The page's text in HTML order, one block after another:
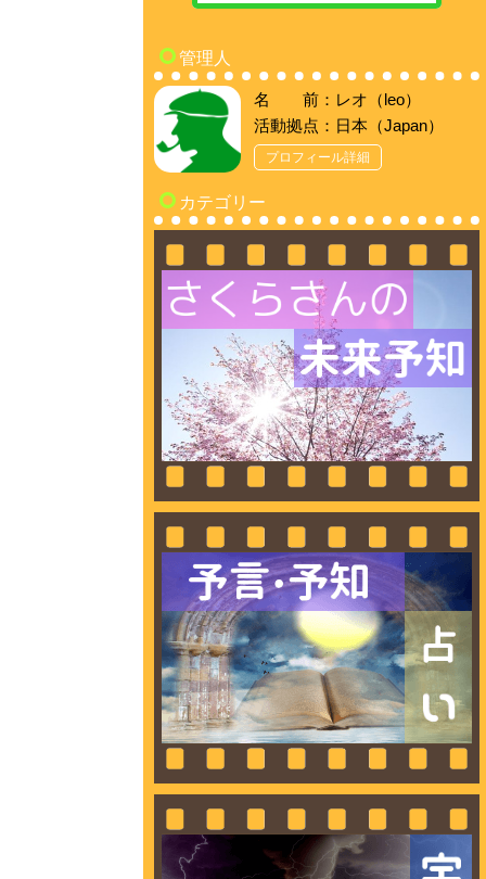
管理人
名 前：レオ（leo）
活動拠点：日本（Japan）
プロフィール詳細
カテゴリー